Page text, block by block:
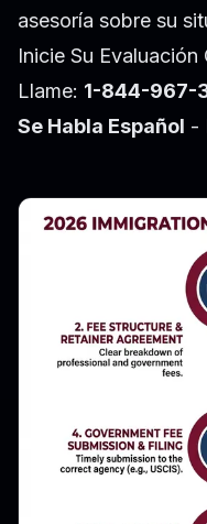
asesoría sobre su
Inicie Su Evaluación
Llame: 1-844-967-
Se Habla Español -